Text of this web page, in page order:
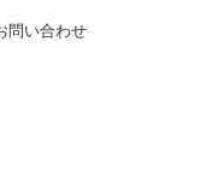
問い合わせ